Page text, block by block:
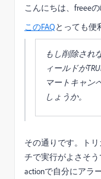
こんにちは、freeeの
このFAQとっても便
もし削除され
ィールドが
マートキャン
しょうか。
その通りです。ト
チで実行がよさそ
actionで自分にアラ